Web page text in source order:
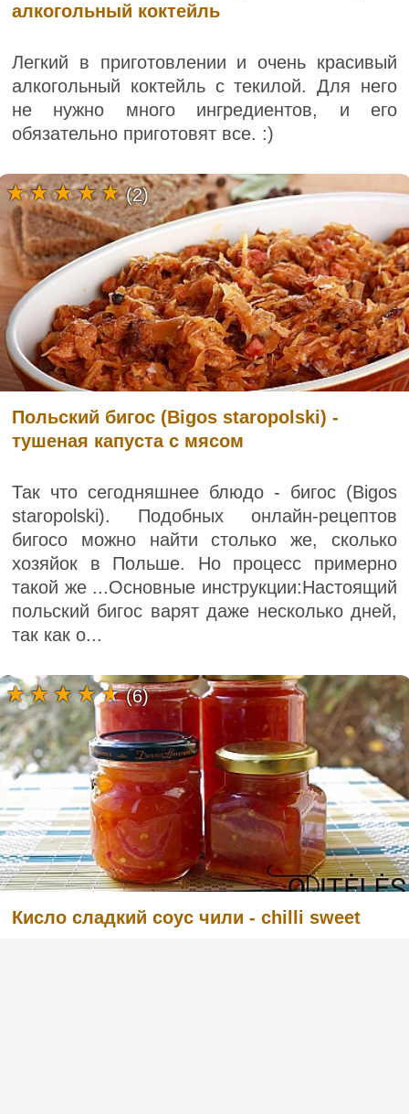
алкогольный коктейль
Легкий в приготовлении и очень красивый
алкогольный коктейль с текилой. Для него
не нужно много ингредиентов, и его
обязательно приготовят все. :)
Польский бигос (Bigos staropolski) -
тушеная капуста с мясом
Так что сегодняшнее блюдо - бигос (Bigos
staropolski). Подобных онлайн-рецептов
бигосо можно найти столько же, сколько
хозяйок в Польше. Но процесс примерно
такой же ...Основные инструкции:Настоящий
польский бигос варят даже несколько дней,
так как о...
(2)
Кисло сладкий соус чили - chilli sweet
(6)